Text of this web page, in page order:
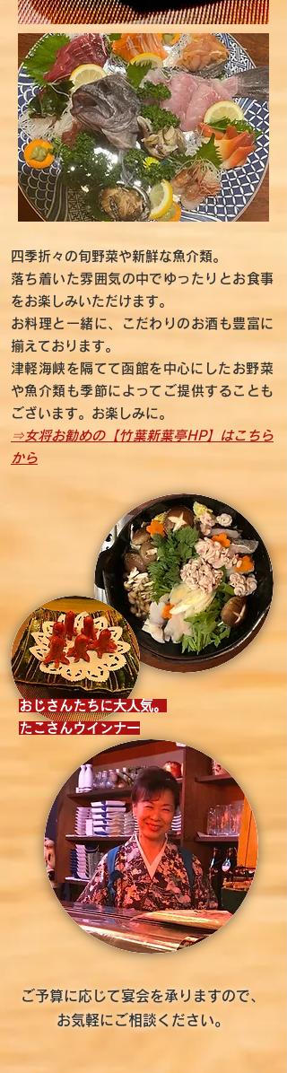
四季折々の旬野菜や新鮮な魚介類。
落ち着いた雰囲気の中でゆったりとお食事
をお楽しみいただけます。
お料理と一緒に、こだわりのお酒も豊富に
揃えております。
​​津軽海峡を隔てて函館を中心にしたお野菜
や魚介類も季節によってご提供することも
ございます。お楽しみに。
​⇒女将お勧めの【竹葉新葉亭HP】はこちら
から
おじさんたちに大人気。
たこさんウインナー
ご予算に応じて宴会を承りますので、
お気軽にご相談ください。